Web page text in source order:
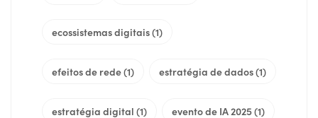
ecossistemas digitais(1)
efeitos de rede(1) estratégia de dados(1)
estratégia digital (1) evento de IA 2025(1)